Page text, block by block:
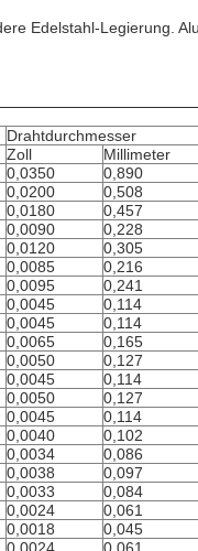
Edelstahl-Legierung.
Drahtdurchmesser
Zoll Millimeter
0,0350 0,890
0,0200 0,508
0,0180 0,457
0,0090 0,228
0,0120 0,305
0,0085 0,216
0,0095 0,241
0,0045 0,114
0,0045 0,114
0,0065 0,165
0,0050 0,127
0,0045 0,114
0,0050 0,127
0,0045 0,114
0,0040 0,102
0,0034 0,086
0,0038 0,097
0,0033 0,084
0,0024 0,061
0,0018 0,045